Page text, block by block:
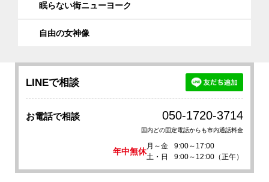
眠らない街ニューヨーク
自由の女神像
LINEで相談
お電話で相談 050-1720-3714
国内どの固定電話からも市内通話料金
年中無休
月～金
9:00～17:00
土・日
9:00～12:00（正午）